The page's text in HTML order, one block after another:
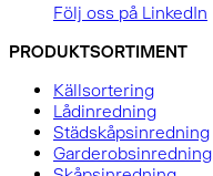
Följ oss på LinkedIn
PRODUKTSORTIMENT
Källsortering
Lådinredning
Städskåpsinredning
Garderobsinredning